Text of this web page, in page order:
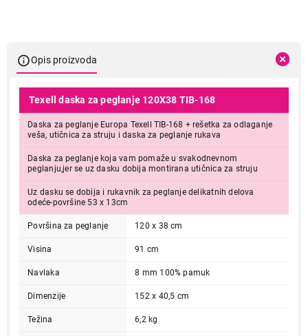
Opis proizvoda
Texell daska za peglanje 120X38 TIB-168
Daska za peglanje Europa Texell TIB-168 + rešetka za odlaganje
veša, utičnica za struju i daska za peglanje rukava
Daska za peglanje koja vam pomaže u svakodnevnom
peglanju,jer se uz dasku dobija montirana utičnica za struju
Uz dasku se dobija i rukavnik za peglanje delikatnih delova
odeće-površine 53 x 13cm
Površina za peglanje 120 x 38 cm
Visina 91 cm
Navlaka 8 mm 100% pamuk
Dimenzije 152 x 40,5 cm
Težina 6,2 kg